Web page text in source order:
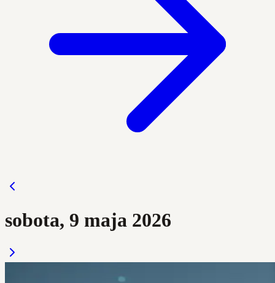
sobota, 9 maja 2026